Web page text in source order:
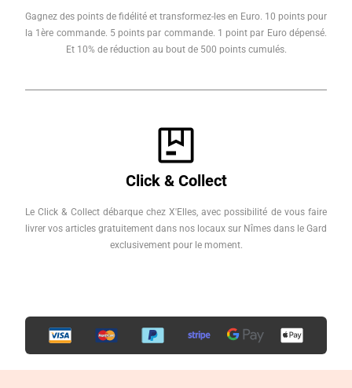
Gagnez des points de fidélité et transformez-les en Euro. 10 points pour
la 1ère commande. 5 points par commande. 1 point par Euro dépensé.
Et 10% de réduction au bout de 500 points cumulés.
Click & Collect
Le Click & Collect débarque chez X'Elles, avec possibilité de vous faire
livrer vos articles gratuitement dans nos locaux sur Nîmes dans le Gard
exclusivement pour le moment.